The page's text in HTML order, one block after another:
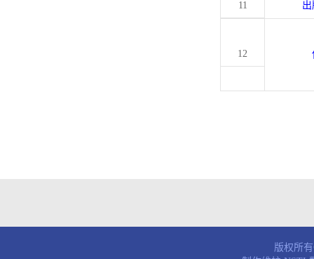
11
12
版权所